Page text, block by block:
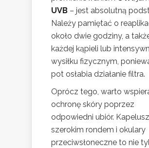
UVB – jest absolutną
Należy pamiętać o
około dwie godziny, a
każdej kąpieli lub
wysiłku fizycznym,
pot osłabia działanie filtra.
Oprócz tego, warto
ochronę skóry poprzez
odpowiedni ubiór.
szerokim rondem i okulary
przeciwsłoneczne to nie